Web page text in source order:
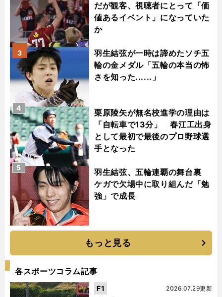
だが観客、視聴者にとって「価
値あるイベント」になっていた
か
羽生結弦が一時は諦めたソチ五
輪の金メダル「五輪の本当の怖
さを知った......」
3
栗原陵矢が無名校進学の理由は
「自転車で13分」 春江工出身
として最初で最後のプロ野球選
手となった
4
羽生結弦、五輪連覇の舞台裏
ケガで欠場中に取り組んだ「勉
強」で成長
5
もっと見る
各スポーツコラム記事
2026.07.29更新
F1